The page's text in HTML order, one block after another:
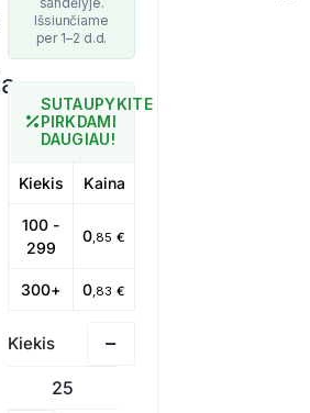
SUTAUPYKITE
PIRKDAMI
DAUGIAU!
Kiekis Kaina
100 -
299
0,85 €
300+ 0,83 €